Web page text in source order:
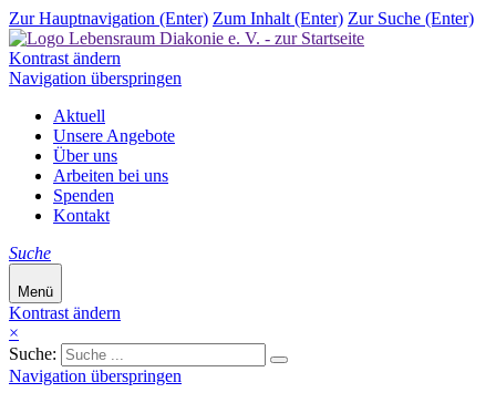
Zur Hauptnavigation (Enter) Zum Inhalt (Enter) Zur Suche (Enter)
Kontrast ändern
Navigation überspringen
Aktuell
Unsere Angebote
Über uns
Arbeiten bei uns
Spenden
Kontakt
Suche
Menü
Kontrast ändern
×
Suche:
Navigation überspringen